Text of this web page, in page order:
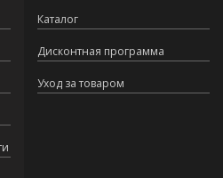
Каталог
Дисконтная программа
Уход за товаром